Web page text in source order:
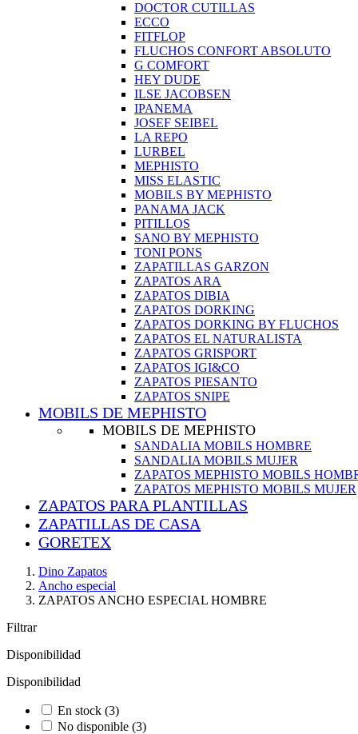
DOCTOR CUTILLAS
ECCO
FITFLOP
FLUCHOS CONFORT ABSOLUTO
G COMFORT
HEY DUDE
ILSE JACOBSEN
IPANEMA
JOSEF SEIBEL
LA REPO
LURBEL
MEPHISTO
MISS ELASTIC
MOBILS BY MEPHISTO
PANAMA JACK
PITILLOS
SANO BY MEPHISTO
TONI PONS
ZAPATILLAS GARZON
ZAPATOS ARA
ZAPATOS DIBIA
ZAPATOS DORKING
ZAPATOS DORKING BY FLUCHOS
ZAPATOS EL NATURALISTA
ZAPATOS GRISPORT
ZAPATOS IGI&CO
ZAPATOS PIESANTO
ZAPATOS SNIPE
MOBILS DE MEPHISTO
MOBILS DE MEPHISTO
SANDALIA MOBILS HOMBRE
SANDALIA MOBILS MUJER
ZAPATOS MEPHISTO MOBILS
ZAPATOS MEPHISTO MOBILS MUJER
ZAPATOS PARA PLANTILLAS
ZAPATILLAS DE CASA
GORETEX
Dino Zapatos
Ancho especial
ZAPATOS ANCHO ESPECIAL HOMBRE
Filtrar
Disponibilidad
Disponibilidad
En stock (3)
No disponible (3)